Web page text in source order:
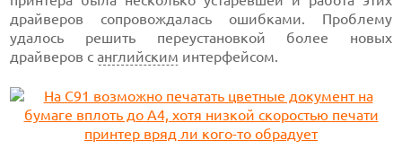
драйверов сопровождалась ошибками. Проблему
удалось решить переустановкой более новых
драйверов санглийским интерфейсом.